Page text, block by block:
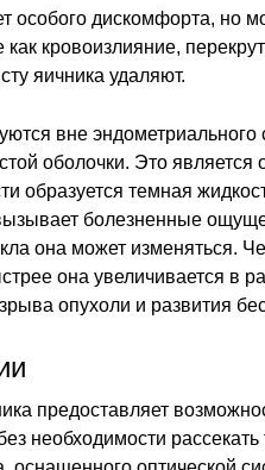
особого дискомфорта, но
кровоизлияние,
яичника удаляют.
вне эндометриального
оболочки. Это является
образуется темная
болезненные
она может изменяться.
она увеличивается в
опухоли и развития
предоставляет
необходимости рассекать